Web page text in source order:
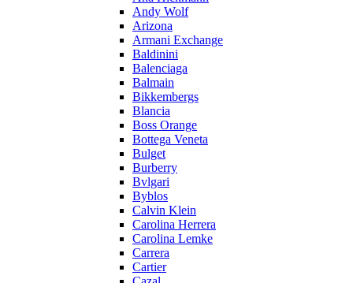
Andy Wolf
Arizona
Armani Exchange
Baldinini
Balenciaga
Balmain
Bikkembergs
Blancia
Boss Orange
Bottega Veneta
Bulget
Burberry
Bvlgari
Byblos
Calvin Klein
Carolina Herrera
Carolina Lemke
Carrera
Cartier